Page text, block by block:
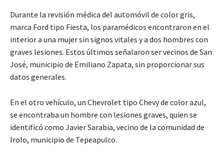
Durante la revisión médica del automóvil de color gris,
marca Ford tipo Fiesta, los paramédicos encontraron en el
interior a una mujer sin signos vitales y a dos hombres con
graves lesiones. Estos últimos señalaron ser vecinos de San
José, municipio de Emiliano Zapata, sin proporcionar sus
datos generales.
En el otro vehículo, un Chevrolet tipo Chevy de color azul,
se encontraba un hombre con lesiones graves, quien se
identificó como Javier Sarabia, vecino de la comunidad de
Irolo, municipio de Tepeapulco.